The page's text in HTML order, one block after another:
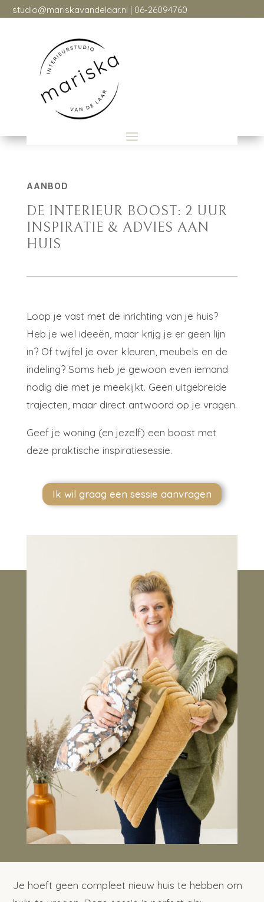
studio@mariskavandelaar.nl | 06-26094760
studio@mariskavandelaar.nl
AANBOD
DE INTERIEUR BOOST: 2 UUR
INSPIRATIE & ADVIES AAN
HUIS
Loop je vast met de inrichting van je huis?
Heb je wel ideeën, maar krijg je er geen lijn
in? Of twijfel je over kleuren, meubels en de
indeling? Soms heb je gewoon even iemand
nodig die met je meekijkt. Geen uitgebreide
trajecten, maar direct antwoord op je vragen.
Geef je woning (en jezelf) een boost met
deze praktische inspiratiesessie.
Ik wil graag een sessie aanvragen
Je hoeft geen compleet nieuw huis te hebben om